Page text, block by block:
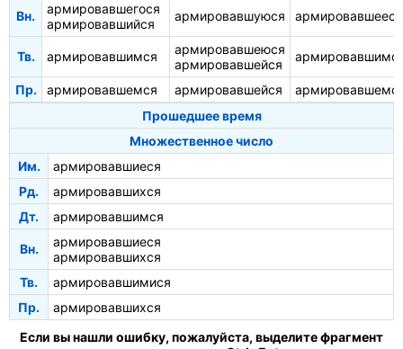
Вн.
армировавшегося
армировавшийся
армировавшуюся армировавшееся
Тв. армировавшимся
армировавшеюся
армировавшейся
Пр. армировавшемся армировавшейся
Прошедшее время
Множественное число
Им.
армировавшиеся
Рд.
армировавшихся
Дт.
армировавшимся
Вн.
армировавшиеся
армировавшихся
Тв.
армировавшимися
Пр.
армировавшихся
Если вы нашли ошибку, пожалуйста, выделите фрагмент